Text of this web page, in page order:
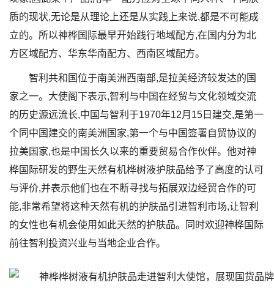
质的现状,无论是从理论上还是从实践上来说,都是不可能成
立的。所以神桦国际最早开始践行地域配方,在国内分为北
方区域配方、华东华南配方、西南区域配方。
智利共和国位于南美洲西南部,是拉美经济较发达的国
家之一。大使阁下表示,智利与中国在经贸与文化领域交流
的历史源远流长,中国与智利于1970年12月15日建交,是第一
个同中国建交的南美洲国家,第一个与中国签署自贸协议的
拉美国家,也是中国长久以来的重要贸易合作伙伴。他对神
桦国际研发的野生天然有机桦树液护肤品给予了高度的认可
与评价,并表示他们也在不断寻找与拓展双边经贸合作的可
能,非常希望将这种天然有机的护肤品引进智利市场,让智利
的女性也有机会使用如此天然的护肤品。同时欢迎神桦国际
前往智利投资兴业与当地企业合作。